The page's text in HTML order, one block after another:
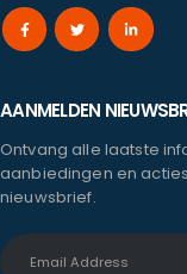
AANMELDEN
Ontvang alle laatste
aanbiedingen en
nieuwsbrief.